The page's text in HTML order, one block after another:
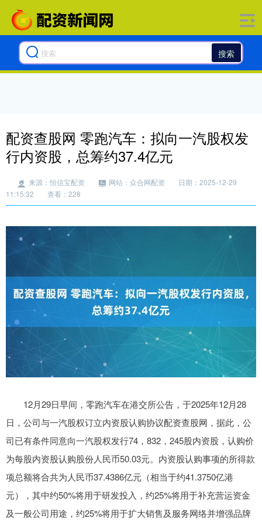
搜索
配资查股网 零跑汽车：拟向一汽股权发
行内资股，总筹约37.4亿元
来源：恒信宝配资 网站：众合网配资
日期：2025-12-29
11:15:32
查看：228
12月29日早间，零跑汽车在港交所公告，于2025年12月28
日，公司与一汽股权订立内资股认购协议配资查股网，据此，公
司已有条件同意向一汽股权发行74，832，245股内资股，认购价
为每股内资股认购股份人民币50.03元。内资股认购事项的所得款
项总额将合共为人民币37.4386亿元（相当于约41.3750亿港
元），其中约50%将用于研发投入，约25%将用于补充营运资金
及一般公司用途，约25%将用于扩大销售及服务网络并增强品牌